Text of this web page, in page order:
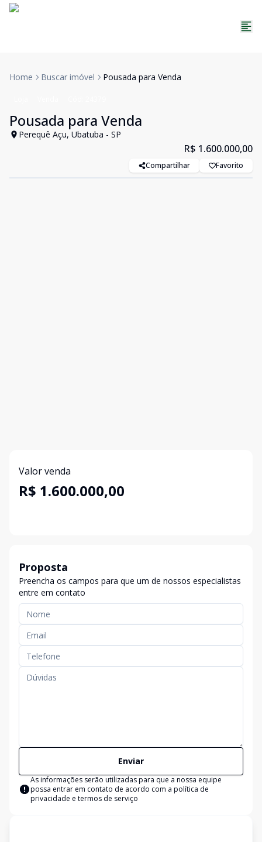
Home Buscar imóvel Pousada para Venda
Pousada para Venda
Perequê Açu, Ubatuba - SP
R$ 1.600.000,00
Compartilhar Favorito
Valor venda
R$ 1.600.000,00
Proposta
Preencha os campos para que um de nossos especialistas
entre em contato
Enviar
As informações serão utilizadas para que a nossa equipe
possa entrar em contato de acordo com a política de
privacidade e termos de serviço